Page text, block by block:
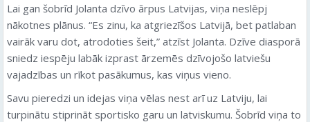
Lai gan šobrīd Jolanta dzīvo ārpus Latvijas, viņa neslēpj
nākotnes plānus. “Es zinu, ka atgriezīšos Latvijā, bet patlaban
vairāk varu dot, atrodoties šeit,” atzīst Jolanta. Dzīve diasporā
sniedz iespēju labāk izprast ārzemēs dzīvojošo latviešu
vajadzības un rīkot pasākumus, kas viņus vieno.
Savu pieredzi un idejas viņa vēlas nest arī uz Latviju, lai
turpinātu stiprināt sportisko garu un latviskumu. Šobrīd viņa to